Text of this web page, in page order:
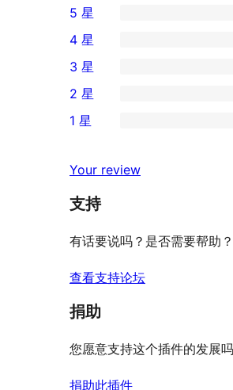
24
条
5
星
评
5 星
条
4
星
价
4 星
0
条
3
评
价
3 星
条
星
评
2 星
1
星
价
1 星
Your review
支持
有话要说吗？是否需要帮助？
查看支持论坛
捐助
您愿意支持这个插件的发展
捐助此插件